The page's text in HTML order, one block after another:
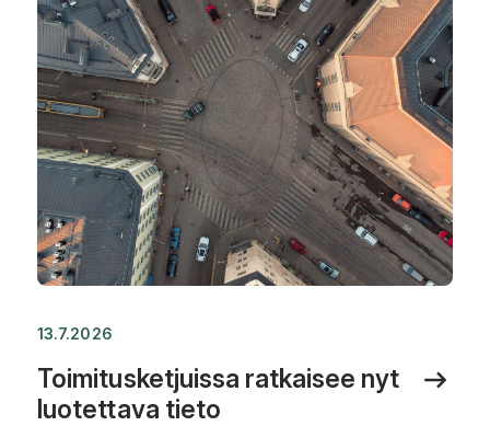
13.7.2026
Toimitusketjuissa ratkaisee nyt
luotettava tieto